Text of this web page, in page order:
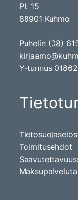
PL 15
88901 Kuhmo
Puhelin (08)
Y-tunnus
Toimitusehdot